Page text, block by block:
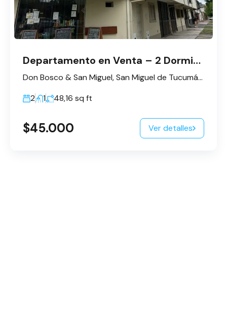
Departamento en Venta – 2 Dormitorios
Don Bosco & San Miguel, San Miguel de Tucumán, Tucumán, Argentina
2
1 48,16 sq ft
$45.000 Ver detalles